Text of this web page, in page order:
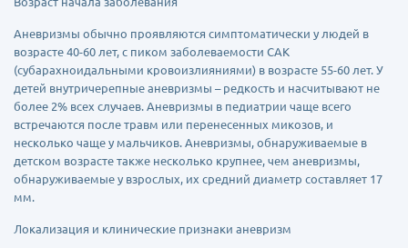
Аневризмы обычно проявляются симптоматически у людей в
возрасте 40-60 лет, с пиком заболеваемости САК
(субарахноидальными кровоизлияниями) в возрасте 55-60 лет. У
детей внутричерепные аневризмы – редкость и насчитывают не
более 2% всех случаев. Аневризмы в педиатрии чаще всего
встречаются после травм или перенесенных микозов, и
несколько чаще у мальчиков. Аневризмы, обнаруживаемые в
детском возрасте также несколько крупнее, чем аневризмы,
обнаруживаемые у взрослых, их средний диаметр составляет 17
мм.
Локализация и клинические признаки аневризм